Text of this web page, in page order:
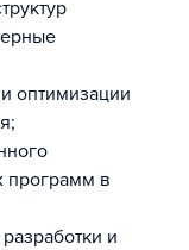
оптимизации
программ в
и